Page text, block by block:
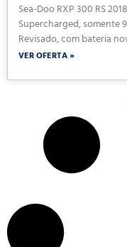
Sea-Doo RXP 300 RS
Supercharged, somente
Revisado, com bateria
VER OFERTA »